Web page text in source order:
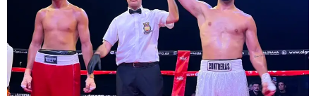
La rosa de los vientos
Gente viajera
Como el perro y el
Caso
Retornados
Equipo de
Operación Viuda
Extremadura
Galicia
La Rioja
Navarra
Virales
Televisión
Elecciones